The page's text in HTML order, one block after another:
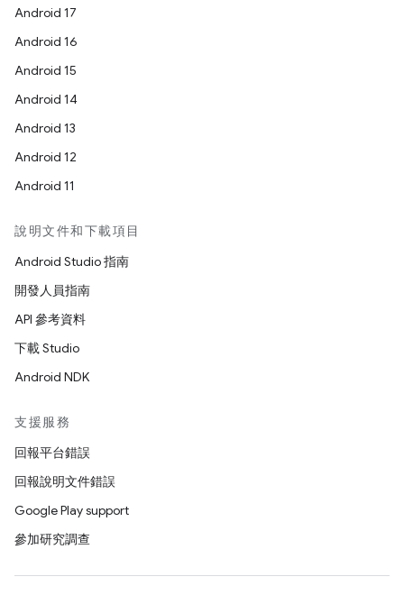
Android 17
Android 16
Android 15
Android 14
Android 13
Android 12
Android 11
說明文件和下載項目
Android Studio 指南
開發人員指南
API 參考資料
下載 Studio
Android NDK
支援服務
回報平台錯誤
回報說明文件錯誤
Google Play support
參加研究調查